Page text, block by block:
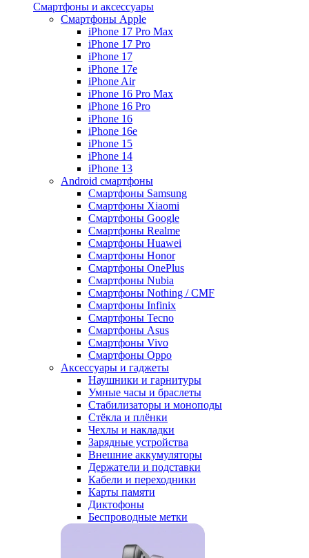
Смартфоны и аксессуары
Смартфоны Apple
iPhone 17 Pro Max
iPhone 17 Pro
iPhone 17
iPhone 17e
iPhone Air
iPhone 16 Pro Max
iPhone 16 Pro
iPhone 16
iPhone 16e
iPhone 15
iPhone 14
iPhone 13
Android cмартфоны
Смартфоны Samsung
Смартфоны Xiaomi
Смартфоны Google
Смартфоны Realme
Смартфоны Huawei
Смартфоны Honor
Смартфоны OnePlus
Смартфоны Nubia
Смартфоны Nothing / CMF
Смартфоны Infinix
Смартфоны Tecno
Смартфоны Asus
Смартфоны Vivo
Смартфоны Oppo
Аксессуары и гаджеты
Наушники и гарнитуры
Умные часы и браслеты
Стабилизаторы и моноподы
Стёкла и плёнки
Чехлы и накладки
Зарядные устройства
Внешние аккумуляторы
Держатели и подставки
Кабели и переходники
Карты памяти
Диктофоны
Беспроводные метки